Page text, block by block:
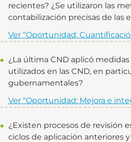
recientes? ¿Se utilizaron las
contabilización precisas de las
Ver “Oportunidad:
¿La última CND aplicó
utilizados en las CND, en
gubernamentales?
Ver “Oportunidad: Mejora e
¿Existen procesos de revisión
ciclos de aplicación anteriores